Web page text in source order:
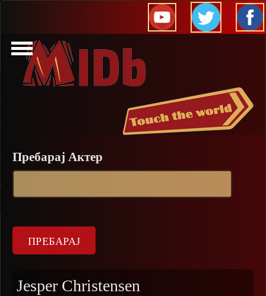
Прескокни
Пребарај Актер
Jesper Christensen